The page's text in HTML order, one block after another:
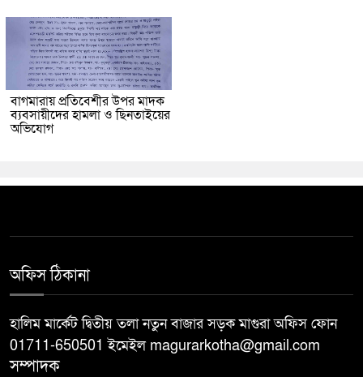
বাগমারায় প্রতিবেশীর উপর মাদক
ব্যবসায়ীদের হামলা ও ছিনতাইয়ের
অভিযোগ
অফিস ঠিকানা
হালিম মার্কেট দ্বিতীয় তলা নতুন বাজার সড়ক মাগুরা অফিস ফোন
01711-650501 ইমেইল magurarkotha@gmail.com
সম্পাদক